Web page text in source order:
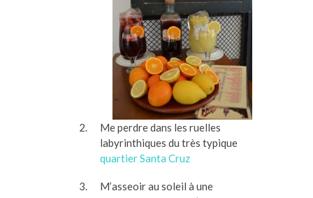
Me perdre dans les ruelles
labyrinthiques du très typique
quartier Santa Cruz
M’asseoir au soleil à une